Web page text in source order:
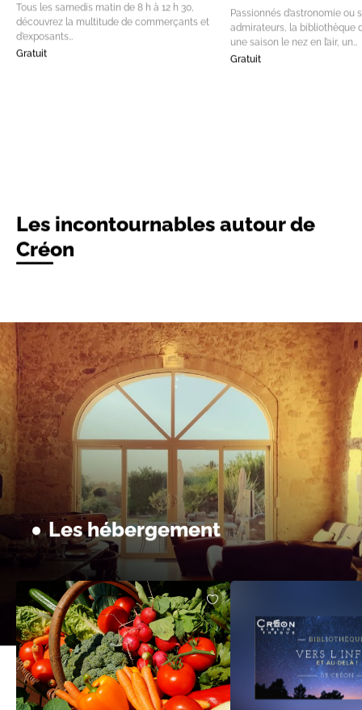
Tous les samedis matin de 8 h à 12 h 30,
découvrez la multitude de commerçants et
d’exposants…
Gratuit
Passionnés d’astronomie ou
admirateurs, la bibliothèque
une saison le nez en l’air, un…
Gratuit
Les incontournables autour de
Créon
Les hébergement